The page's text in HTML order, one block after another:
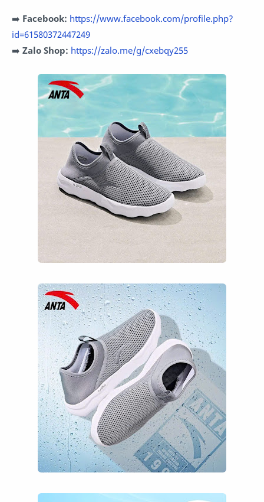
➡️ Facebook: https://www.facebook.com/profile.php?
id=61580372447249
➡️ Zalo Shop: https://zalo.me/g/cxebqy255